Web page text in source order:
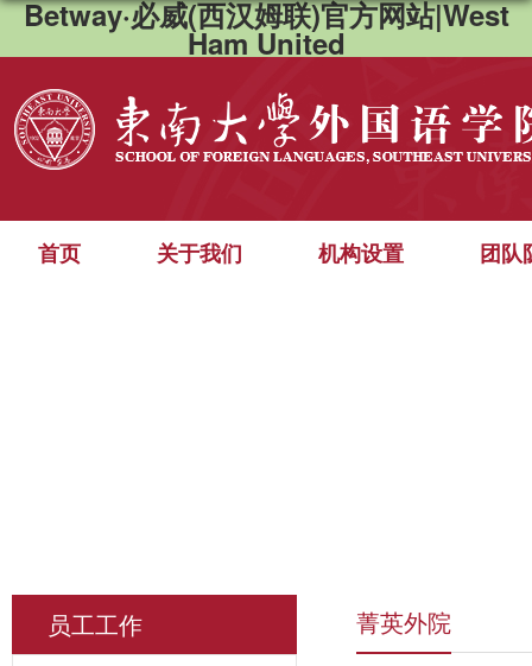
Betway·必威(西汉姆联)官方网站|West
Ham United
首页 关于我们 机构设置 团队
员工工作 菁英外院